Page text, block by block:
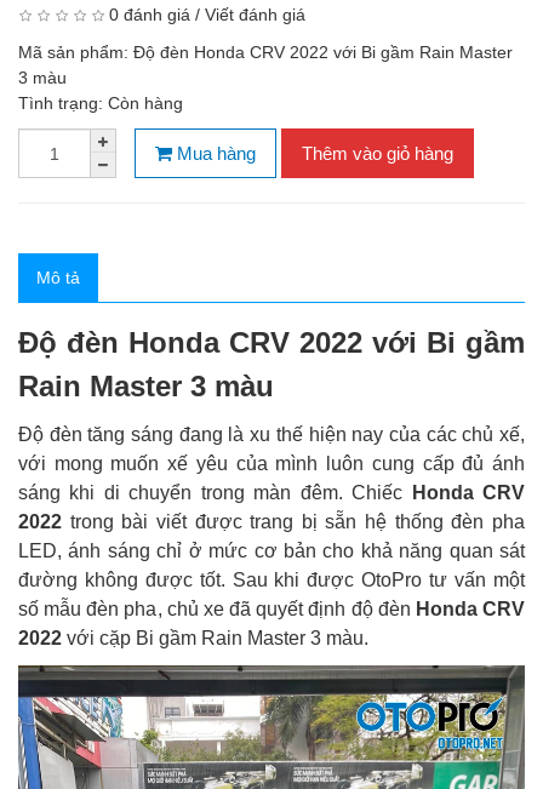
0 đánh giá / Viết đánh giá
Mã sản phẩm: Độ đèn Honda CRV 2022 với Bi gầm Rain Master
3 màu
Tình trạng: Còn hàng
Mua hàng Thêm vào giỏ hàng
Mô tả
Độ đèn Honda CRV 2022 với Bi gầm
Rain Master 3 màu
Độ đèn tăng sáng đang là xu thế hiện nay của các chủ xế,
với mong muốn xế yêu của mình luôn cung cấp đủ ánh
sáng khi di chuyển trong màn đêm. Chiếc
Honda CRV
2022 trong bài viết được trang bị sẵn hệ thống đèn pha
LED, ánh sáng chỉ ở mức cơ bản cho khả năng quan sát
đường không được tốt. Sau khi được OtoPro tư vấn một
số mẫu đèn pha, chủ xe đã quyết định độ đèn Honda CRV
2022 với cặp Bi gầm Rain Master 3 màu.